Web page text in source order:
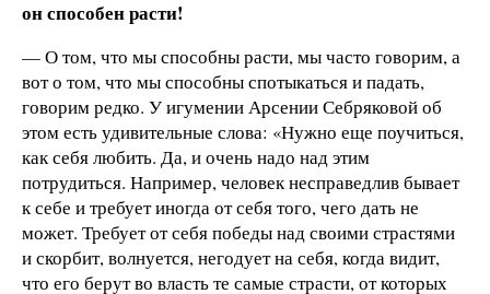
он способен расти!
— О том, что мы способны расти, мы часто говорим, а
вот о том, что мы способны спотыкаться и падать,
говорим редко. У игумении Арсении Себряковой об
этом есть удивительные слова: «Нужно еще поучиться,
как себя любить. Да, и очень надо над этим
потрудиться. Например, человек несправедлив бывает
к себе и требует иногда от себя того, чего дать не
может. Требует от себя победы над своими страстями
и скорбит, волнуется, негодует на себя, когда видит,
что его берут во власть те самые страсти, от которых